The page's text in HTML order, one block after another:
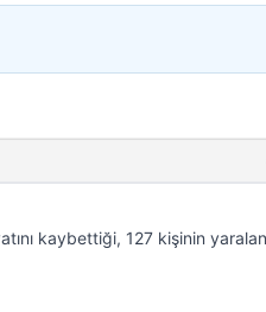
kaybettiği, 127 kişinin